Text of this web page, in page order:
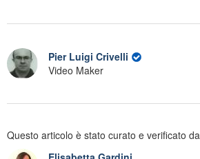
Pier Luigi Crivelli
Video Maker
Questo articolo è stato curato e verificato da